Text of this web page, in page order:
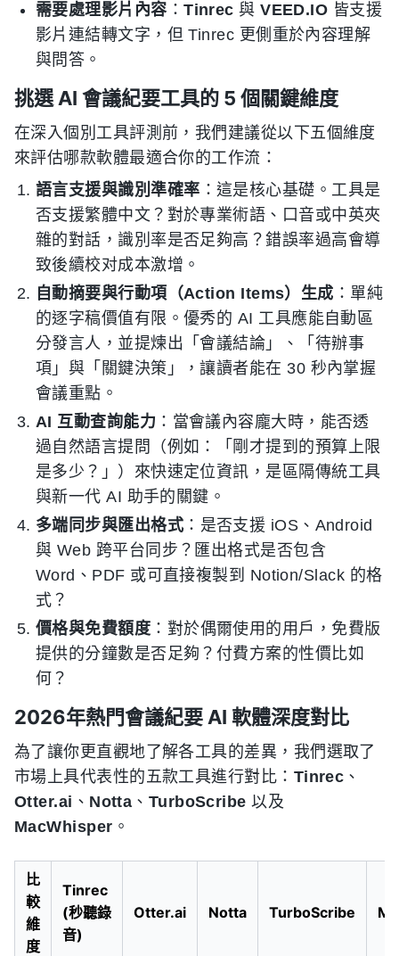
需要處理影片內容 ：Tinrec 與VEED.IO 皆支援
影片連結轉文字，但 Tinrec 更側重於內容理解
與問答。
挑選 AI 會議紀要工具的 5 個關鍵維度
在深入個別工具評測前，我們建議從以下五個維度
來評估哪款軟體最適合你的工作流：
語言支援與識別準確率 ：這是核心基礎。工具是
否支援繁體中文？對於專業術語、口音或中英夾
雜的對話，識別率是否足夠高？錯誤率過高會導
致後續校对成本激增。
自動摘要與行動項（Action Items）生成 ：單純
的逐字稿價值有限。優秀的 AI 工具應能自動區
分發言人，並提煉出「會議結論」、「待辦事
項」與「關鍵決策」，讓讀者能在 30 秒內掌握
會議重點。
AI 互動查詢能力 ：當會議內容龐大時，能否透
過自然語言提問（例如：「剛才提到的預算上限
是多少？」）來快速定位資訊，是區隔傳統工具
與新一代 AI 助手的關鍵。
多端同步與匯出格式：是否支援 iOS、Android
與 Web 跨平台同步？匯出格式是否包含
Word、PDF 或可直接複製到 Notion/Slack 的格
式？
價格與免費額度 ：對於偶爾使用的用戶，免費版
提供的分鐘數是否足夠？付費方案的性價比如
何？
2026年熱門會議紀要 AI 軟體深度對比
為了讓你更直觀地了解各工具的差異，我們選取了
市場上具代表性的五款工具進行對比： Tinrec 、
Otter.ai 、 Notta 、 TurboScribe 以及
MacWhisper 。
比
較
維
度
Tinrec
(秒聽錄
音)
Otter.ai Notta TurboScribe